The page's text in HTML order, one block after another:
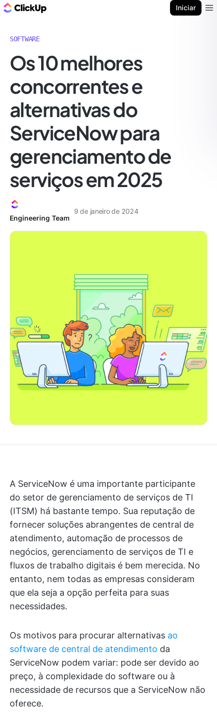
Iniciar
SOFTWARE
Os 10 melhores
concorrentes e
alternativas do
ServiceNow para
gerenciamento de
serviços em 2025
Engineering Team
9 de janeiro de 2024
A ServiceNow é uma importante participante
do setor de gerenciamento de serviços de TI
(ITSM) há bastante tempo. Sua reputação de
fornecer soluções abrangentes de central de
atendimento, automação de processos de
negócios, gerenciamento de serviços de TI e
fluxos de trabalho digitais é bem merecida. No
entanto, nem todas as empresas consideram
que ela seja a opção perfeita para suas
necessidades.
Os motivos para procurar alternativas ao
software de central de atendimento da
ServiceNow podem variar: pode ser devido ao
preço, à complexidade do software ou à
necessidade de recursos que a ServiceNow não
oferece.